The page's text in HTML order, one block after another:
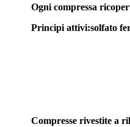
Ogni compressa
Principi attivi:solfato
Compresse rivestite a